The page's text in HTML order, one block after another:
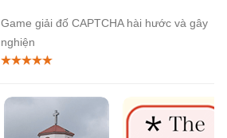
Game giải đố CAPTCHA hài hước và gây
nghiện